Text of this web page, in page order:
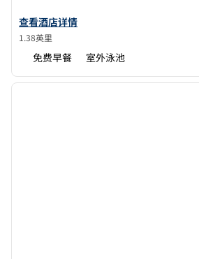
查看欢朋San Clemente酒店的详细信息
查看酒店详情
1.38英里
免费早餐 室外泳池
1/12